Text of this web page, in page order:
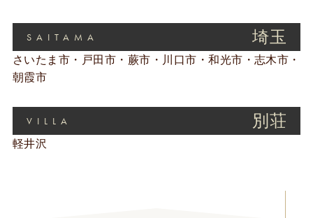
SAITAMA 埼玉
さいたま市・戸田市・蕨市・川口市・和光市・志木市・
朝霞市
VILLA 別荘
軽井沢